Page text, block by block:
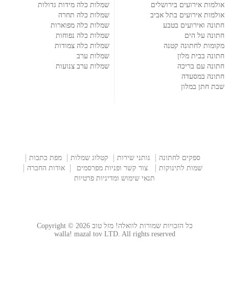
אולמות אירועים בירושלים
אולמות אירועים בתל אביב
חתונה ואירועים בטבע
חתונה על הים
מקומות לחתונה קטנה
חתונה בבית מלון
חתונה עם בריכה
חתונה במסעדה
שבת חתן במלון
שמלות כלה מידות גדולות
שמלות כלה תחרה
שמלות כלה מפוארות
שמלות כלה נפוחות
שמלות כלה צמודות
שמלות ערב
שמלות ערב צנועות
ספקים לחתונה נותני שירות קטלוג שמלות
מפת כתבות
שמות לתינוקות
צור קשר ופניות מפרסמים
אודות החברה
תנאי שימוש ומדיניות פרטיות
כל הזכויות שמורות לוואלה! מזל טוב Copyright © 2026
walla! mazal tov LTD. All rights reserved